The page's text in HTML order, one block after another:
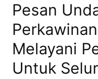
Pesan
Melayani
Untuk